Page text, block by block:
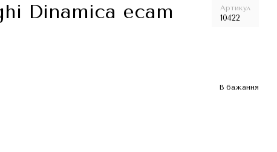
Dinamica ecam
Артикул
10422
В бажання